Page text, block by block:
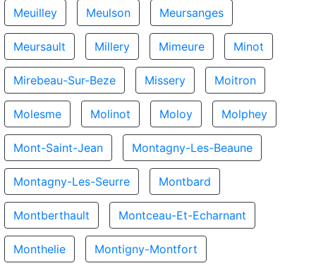
Meuilley Meulson Meursanges
Meursault Millery Mimeure Minot
Mirebeau-Sur-Beze Missery Moitron
Molesme Molinot Moloy Molphey
Mont-Saint-Jean Montagny-Les-Beaune
Montagny-Les-Seurre Montbard
Montberthault Montceau-Et-Echarnant
Monthelie Montigny-Montfort